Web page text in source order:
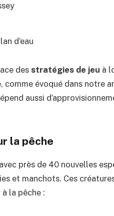
d’eau
des stratégies de jeu à
comme évoqué dans notre
aussi
la pêche
près de 40 nouvelles
et manchots. Ces
la pêche :